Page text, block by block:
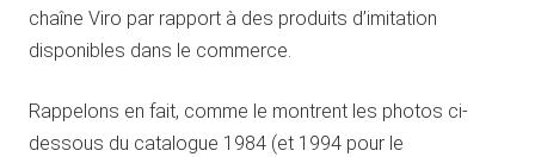
chaîne Viro par rapport à des produits d’imitation
disponibles dans le commerce.
Rappelons en fait, comme le montrent les photos ci-
dessous du catalogue 1984 (et 1994 pour le